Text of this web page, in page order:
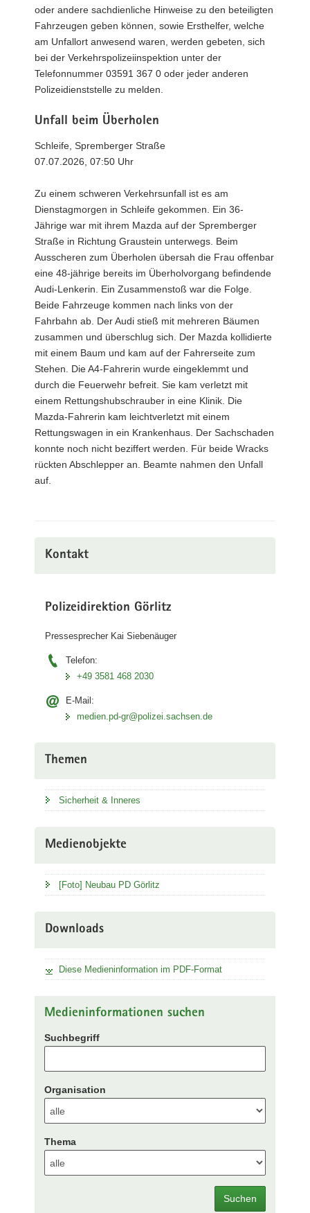
oder andere sachdienliche Hinweise zu den beteiligten
Fahrzeugen geben können, sowie Ersthelfer, welche
am Unfallort anwesend waren, werden gebeten, sich
bei der Verkehrspolizeiinspektion unter der
Telefonnummer 03591 367 0 oder jeder anderen
Polizeidienststelle zu melden.
Unfall beim Überholen
Schleife, Spremberger Straße
07.07.2026, 07:50 Uhr
Zu einem schweren Verkehrsunfall ist es am
Dienstagmorgen in Schleife gekommen. Ein 36-
Jährige war mit ihrem Mazda auf der Spremberger
Straße in Richtung Graustein unterwegs. Beim
Ausscheren zum Überholen übersah die Frau offenbar
eine 48-jährige bereits im Überholvorgang befindende
Audi-Lenkerin. Ein Zusammenstoß war die Folge.
Beide Fahrzeuge kommen nach links von der
Fahrbahn ab. Der Audi stieß mit mehreren Bäumen
zusammen und überschlug sich. Der Mazda kollidierte
mit einem Baum und kam auf der Fahrerseite zum
Stehen. Die A4-Fahrerin wurde eingeklemmt und
durch die Feuerwehr befreit. Sie kam verletzt mit
einem Rettungshubschrauber in eine Klinik. Die
Mazda-Fahrerin kam leichtverletzt mit einem
Rettungswagen in ein Krankenhaus. Der Sachschaden
konnte noch nicht beziffert werden. Für beide Wracks
rückten Abschlepper an. Beamte nahmen den Unfall
auf.
Kontakt
Polizeidirektion Görlitz
Pressesprecher Kai Siebenäuger
Telefon:
+49 3581 468 2030
E-Mail:
medien.pd-gr@polizei.sachsen.de
Themen
Sicherheit & Inneres
Medienobjekte
[Foto] Neubau PD Görlitz
Downloads
Diese Medieninformation im PDF-Format
Medieninformationen suchen
Suchbegriff
Organisation
Thema
Suchen